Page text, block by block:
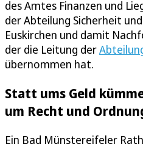
des Amtes Finanzen und
der Abteilung Sicherheit
Euskirchen und damit
der die Leitung der
übernommen hat.
Statt ums Geld
um Recht und
Ein Bad Münstereifeler